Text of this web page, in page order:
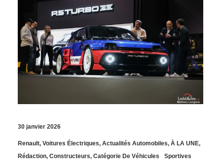
30 janvier 2026
Renault, Voitures Électriques, Actualités Automobiles, À LA UNE,
Rédaction, Constructeurs, Catégorie De Véhicules Sportives